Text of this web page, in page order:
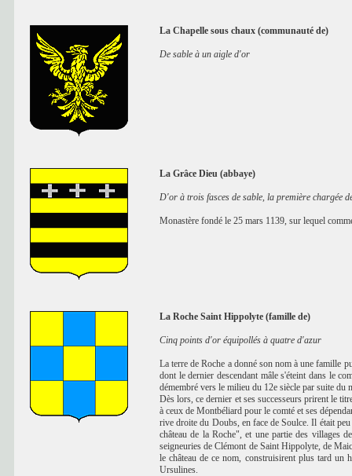
La Chapelle sous chaux (communauté de)
De sable à un aigle d'or
La Grâce Dieu (abbaye)
D'or à trois fasces de sable, la première chargée
Monastère fondé le 25 mars 1139, sur lequel
La Roche Saint Hippolyte (famille de)
Cinq points d'or équipollés à quatre d'azur
La terre de Roche a donné son nom à une famille
dont le dernier descendant mâle s'éteint dans le
démembré vers le milieu du 12e siècle par suite
Dès lors, ce dernier et ses successeurs prirent le
à ceux de Montbéliard pour le comté et ses
rive droite du Doubs, en face de Soulce. Il était
château de la Roche", et une partie des villages
seigneuries de Clémont de Saint Hippolyte, de
le château de ce nom, construisirent plus tard un
Ursulines.